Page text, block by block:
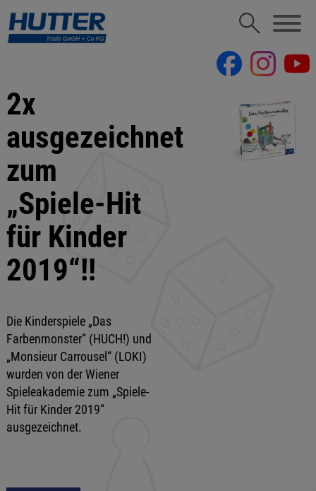
2x
ausgezeichnet
zum
„Spiele-Hit
für Kinder
2019“!!
Die Kinderspiele „Das
Farbenmonster“ (HUCH!) und
„Monsieur Carrousel“ (LOKI)
wurden von der Wiener
Spieleakademie zum „Spiele-
Hit für Kinder 2019“
ausgezeichnet.